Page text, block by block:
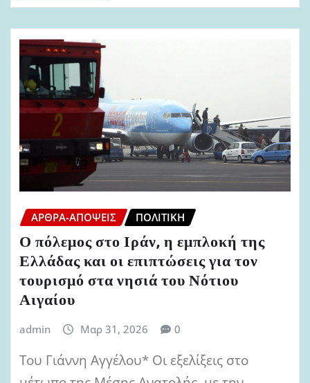
ΆΡΘΡΑ-ΑΠΌΨΕΙΣ ΠΟΛΙΤΙΚΉ
Ο πόλεμος στο Ιράν, η εμπλοκή της
Ελλάδας και οι επιπτώσεις για τον
τουρισμό στα νησιά του Νότιου
Αιγαίου
admin Μαρ 31, 2026 0
Του Γιάννη Αγγέλου* Οι εξελίξεις στο